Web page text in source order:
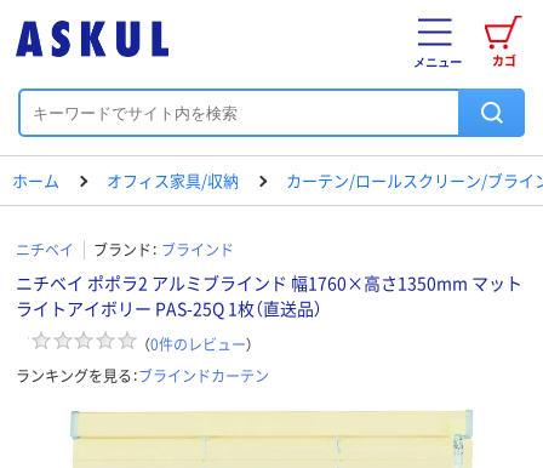
カゴ
メニュー
ホーム オフィス家具/収納 カーテン/ロールスクリーン/ブライ
ニチベイ ブランド： ブラインド
ニチベイ ポポラ2 アルミブラインド 幅1760×高さ1350mm マット
ライトアイボリー PAS-25Q 1枚（直送品）
（0件のレビュー）
ランキングを見る：ブラインドカーテン